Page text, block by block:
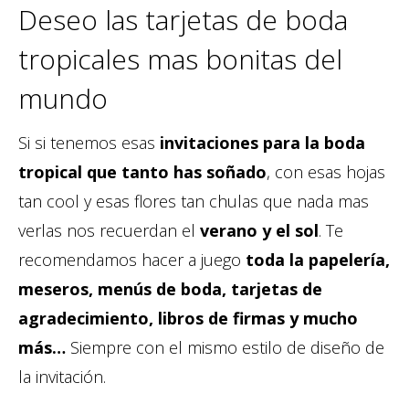
Deseo las tarjetas de boda
tropicales mas bonitas del
mundo
Si si tenemos esas invitaciones para la boda
tropical que tanto has soñado, con esas hojas
tan cool y esas flores tan chulas que nada mas
verlas nos recuerdan el verano y el sol. Te
recomendamos hacer a juego toda la papelería,
meseros, menús de boda, tarjetas de
agradecimiento, libros de firmas y mucho
más… Siempre con el mismo estilo de diseño de
la invitación.